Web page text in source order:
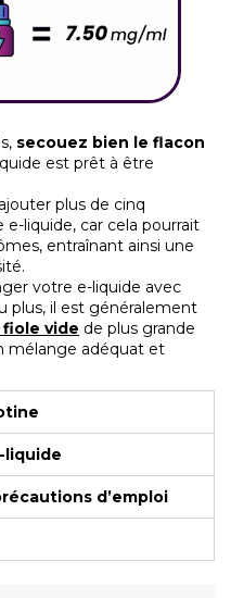
secouez bien le flacon
est prêt à être
plus de cinq
liquide, car cela pourrait
entraînant ainsi une
votre e-liquide avec
plus, il est généralement
fiole vide de plus grande
mélange adéquat et
liquide
d’emploi